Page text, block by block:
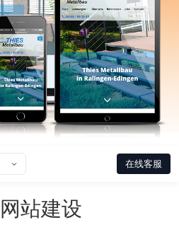
在线客服
网站建设